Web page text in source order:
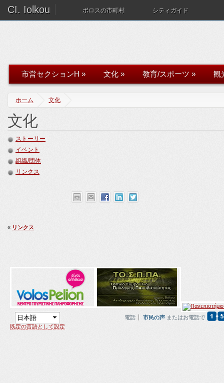
CI. Iolkou ボロスの市町村 シティガイド
市営セクションH » 文化 » 教育/スポーツ » 観
ホーム 文化
文化
ストーリー
イベント
組織/団体
リンクス
« リンクス
既定の言語として設定
電話 市民の声 またはお電話で